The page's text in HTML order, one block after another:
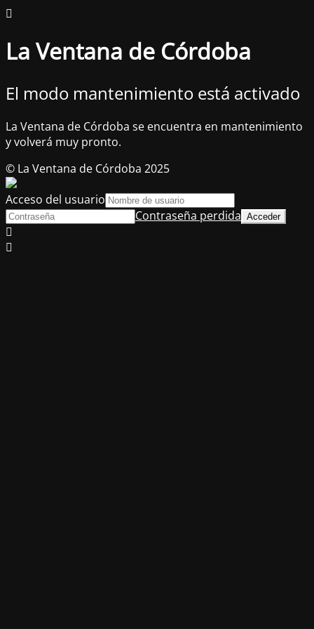
La Ventana de Córdoba
El modo mantenimiento está activado
La Ventana de Córdoba se encuentra en mantenimiento
y volverá muy pronto.
© La Ventana de Córdoba 2025
Acceso del usuario
Contraseña perdida